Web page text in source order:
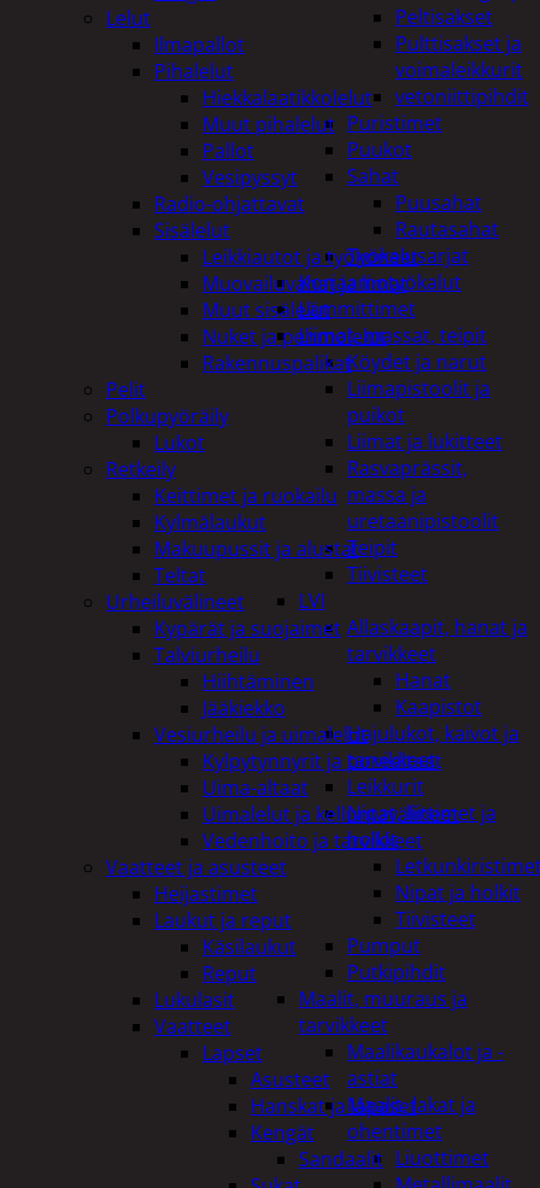
Peltisakset
Pulttisakset ja
voimaleikkurit
vetoniittipihdit
Puristimet
Puukot
Sahat
Puusahat
Rautasahat
Työkalusarjat
Korjaamotyökalut
Lämmittimet
Liimat, massat, teipit
Köydet ja narut
Liimapistoolit ja
puikot
Liimat ja lukitteet
Rasvaprässit,
massa ja
uretaanipistoolit
Teipit
Tiivisteet
LVI
Allaskaapit, hanat ja
tarvikkeet
Hanat
Kaapistot
Hajulukot, kaivot ja
tarvikkeet
Leikkurit
Nipat, liittimet ja
holkit
Nipat ja holkit
Tiivisteet
Pumput
Putkipihdit
Maalit, muuraus ja
tarvikkeet
Maalikaukalot ja -
astiat
Maalit, lakat ja
ohentimet
Liuottimet
Lelut
Ilmapallot
Pihalelut
Hiekkalaatikkolelut
Muut pihalelut
Pallot
Vesipyssyt
Radio-ohjattavat
Sisälelut
Leikkiautot ja työkoneet
Muovailuvahat ja limat
Muut sisälelut
Nuket ja pehmolelut
Rakennuspalikat
Pelit
Polkupyöräily
Lukot
Retkeily
Keittimet ja ruokailu
Kylmälaukut
Makuupussit ja alustat
Teltat
Urheiluvälineet
Kypärät ja suojaimet
Talviurheilu
Hiihtäminen
Jääkiekko
Vesiurheilu ja uimalelut
Kylpytynnyrit ja porealtaat
Uima-altaat
Uimalelut ja kelluntavälineet
Vedenhoito ja tarvikkeet
Vaatteet ja asusteet
Heijastimet
Laukut ja reput
Käsilaukut
Reput
Lukulasit
Vaatteet
Lapset
Asusteet
Hanskat ja lapaset
Kengät
Sandaalit